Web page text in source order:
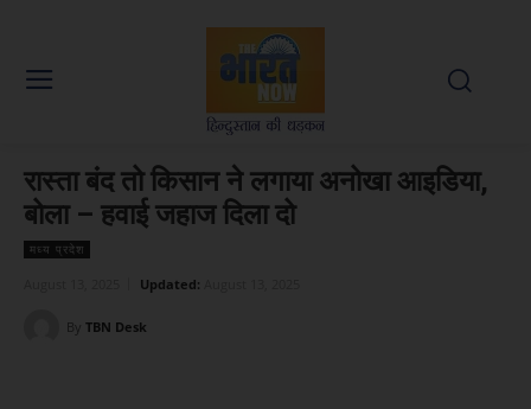
रास्ता बंद तो किसान ने लगाया अनोखा आइडिया,
बोला – हवाई जहाज दिला दो
मध्य प्रदेश
Updated:
By TBN Desk